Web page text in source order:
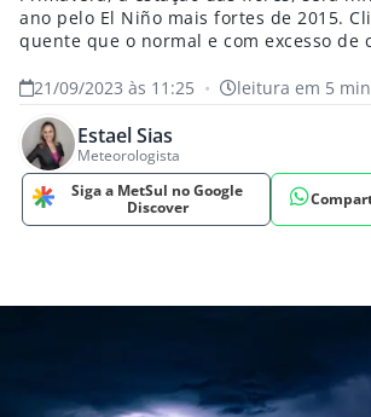
ano pelo El Niño mais fortes de 2015.
quente que o normal e com excesso de
21/09/2023 às 11:25 • leitura em 5 min
Estael Sias
Meteorologista
Siga a MetSul no Google
Discover